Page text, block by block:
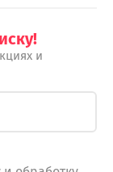
и